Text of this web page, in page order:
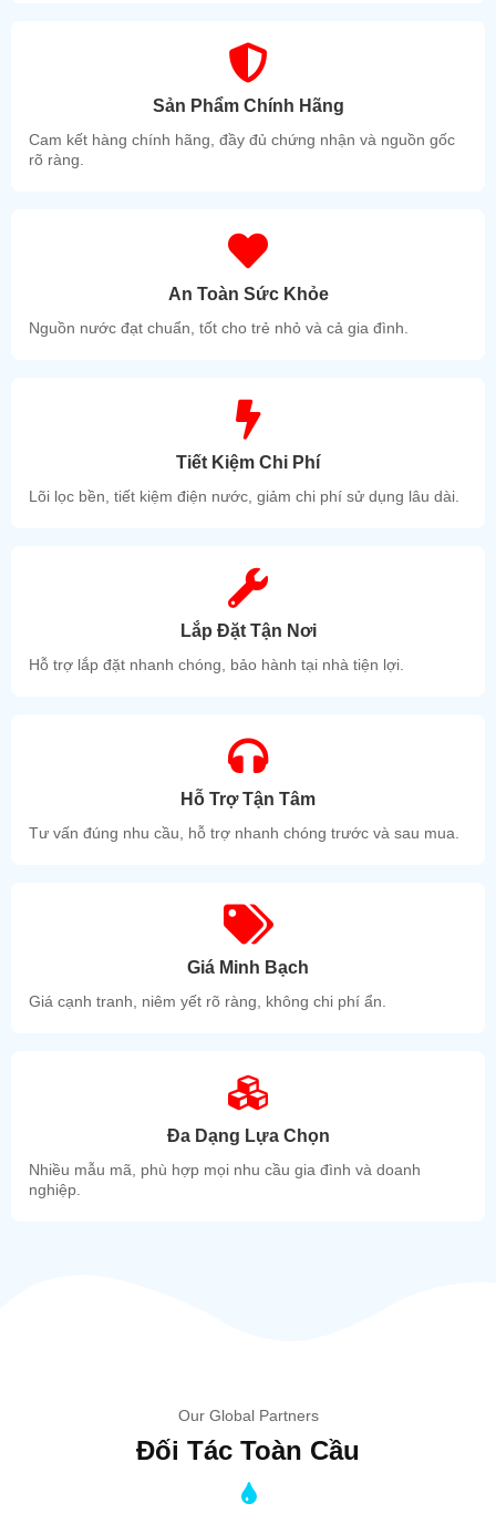
Sản Phẩm Chính Hãng
Cam kết hàng chính hãng, đầy đủ chứng nhận và nguồn gốc
rõ ràng.
An Toàn Sức Khỏe
Nguồn nước đạt chuẩn, tốt cho trẻ nhỏ và cả gia đình.
Tiết Kiệm Chi Phí
Lõi lọc bền, tiết kiệm điện nước, giảm chi phí sử dụng lâu dài.
Lắp Đặt Tận Nơi
Hỗ trợ lắp đặt nhanh chóng, bảo hành tại nhà tiện lợi.
Hỗ Trợ Tận Tâm
Tư vấn đúng nhu cầu, hỗ trợ nhanh chóng trước và sau mua.
Giá Minh Bạch
Giá cạnh tranh, niêm yết rõ ràng, không chi phí ẩn.
Đa Dạng Lựa Chọn
Nhiều mẫu mã, phù hợp mọi nhu cầu gia đình và doanh
nghiệp.
Our Global Partners
Đối Tác Toàn Cầu